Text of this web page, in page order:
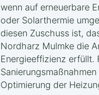
wenn auf erneuerbare
oder Solarthermie
diesen Zuschuss ist,
Nordharz Mulmke die
Energieeffizienz erfüllt.
Optimierung der